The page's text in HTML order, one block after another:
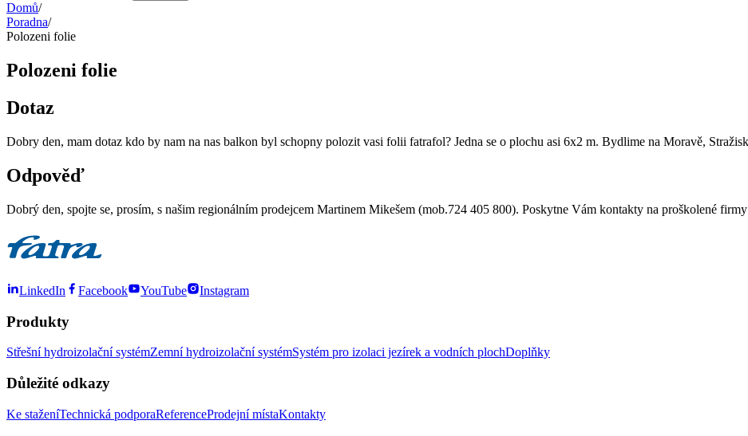
Domů/
Poradna/
Polozeni folie
Polozeni folie
Dotaz
Dobry den, mam dotaz kdo by nam na nas balkon byl schopny polozit vasi folii fatrafol? Jedna se o plochu asi 6x2 m. Bydlime na Moravě,
Odpověď
Dobrý den, spojte se, prosím, s našim regionálním prodejcem Martinem Mikešem (mob.724 405 800). Poskytne Vám kontakty na proškolené
LinkedIn Facebook YouTube Instagram
Produkty
Střešní hydroizolační systémZemní hydroizolační systémSystém pro izolaci jezírek a vodních plochDoplňky
Důležité odkazy
Ke staženíTechnická podporaReferenceProdejní místaKontakty